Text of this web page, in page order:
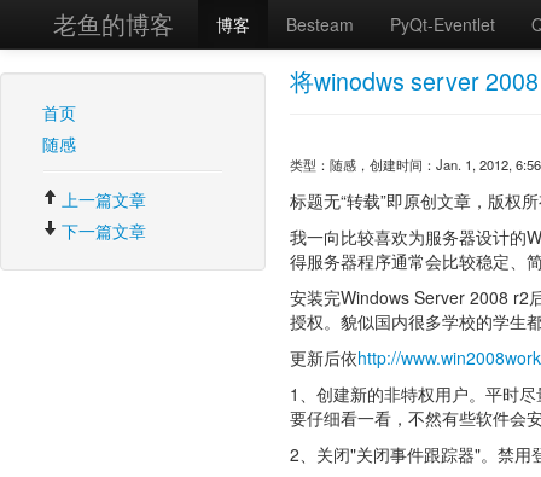
老鱼的博客 博客 Besteam PyQt-Eventlet
首页
随感
上一篇文章
下一篇文章
将winodws server
类型：随感，创建时间：Jan. 1, 2012,
标题无“转载”即原创文章，版权
我一向比较喜欢为服务器设计的
得服务器程序通常会比较稳定、
安装完Windows Server 2008 r2
授权。貌似国内很多学校的学生
更新后依http://
1、创建新的非特权用户。平时
要仔细看一看，不然有些软件会
2、关闭"关闭事件跟踪器"。禁